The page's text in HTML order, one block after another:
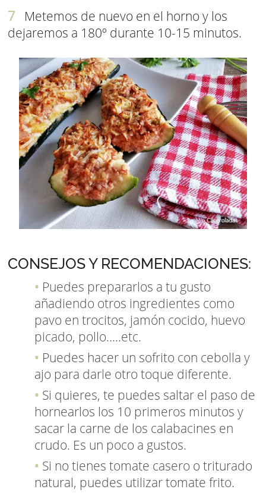
Metemos de nuevo en el horno y los
dejaremos a 180º durante 10-15 minutos.
CONSEJOS Y RECOMENDACIONES:
Puedes prepararlos a tu gusto
añadiendo otros ingredientes como
pavo en trocitos, jamón cocido, huevo
picado, pollo.....etc.
Puedes hacer un sofrito con cebolla y
ajo para darle otro toque diferente.
Si quieres, te puedes saltar el paso de
hornearlos los 10 primeros minutos y
sacar la carne de los calabacines en
crudo. Es un poco a gustos.
Si no tienes tomate casero o triturado
natural, puedes utilizar tomate frito.